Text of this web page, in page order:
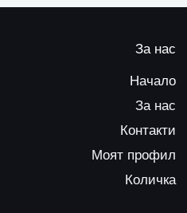
За нас
Начало
За нас
Контакти
Моят профил
Количка